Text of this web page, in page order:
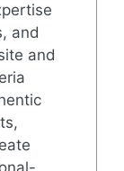
and
and